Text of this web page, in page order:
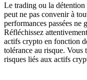
Le trading ou la
peut ne pas convenir à
performances passées ne
Réfléchissez
actifs crypto en fonction
tolérance au risque. Vous
risques liés aux actifs